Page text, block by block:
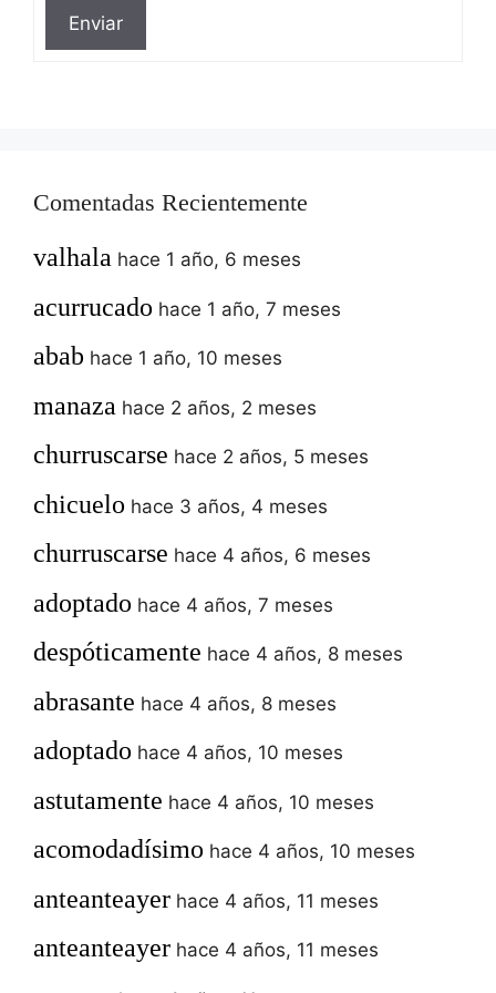
Enviar
Comentadas Recientemente
valhala hace 1 año, 6 meses
acurrucado hace 1 año, 7 meses
abab hace 1 año, 10 meses
manaza hace 2 años, 2 meses
churruscarse hace 2 años, 5 meses
chicuelo hace 3 años, 4 meses
churruscarse hace 4 años, 6 meses
adoptado hace 4 años, 7 meses
despóticamente hace 4 años, 8 meses
abrasante hace 4 años, 8 meses
adoptado hace 4 años, 10 meses
astutamente hace 4 años, 10 meses
acomodadísimo hace 4 años, 10 meses
anteanteayer hace 4 años, 11 meses
anteanteayer hace 4 años, 11 meses